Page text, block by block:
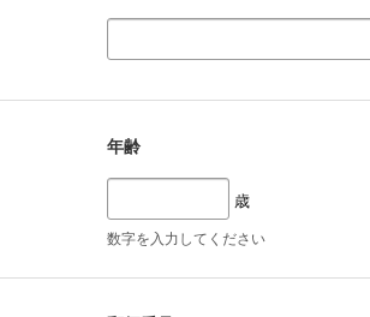
年齢
歳
数字を入力してください